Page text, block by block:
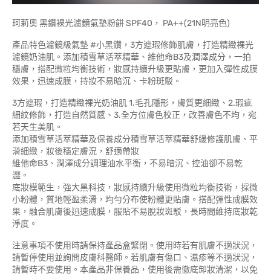
珂莉奧 黑鑽裸光濾鏡氣墊粉餅 SPF40， PA++(21N明亮色)
產品特色濾鏡級氣墊 #小黑鑽，3方遮瑕修飾肌膚，打造精緻裸光
濾鏡奶油肌。添加積雪草活萃精華、維他命B3及潤澤成分，一拍
穩膚，搭配微粒均衡技術，妝感持續升級更貼膚，更加入彈性成膜
效果，迅速成膜，持妝不易暗沉、卡粉斑駁。
3方遮瑕，打造精緻裸光奶油肌 1.毛孔隱形，膚質更細緻、2.瑕疵
細紋修飾，打造自然質感、3.全方位膚色校正，改善膚色不均，宛
若天生美肌。
添加積雪草活萃精華及保養成分積雪草活萃精華舒緩修護肌膚、平
滑細緻，妝後穩定膚況，舒適帶妝
維他命B3、潤澤成分調理油水平衡，不易暗沉、控油卻不易乾
澀。
底妝模範生，強大黑科技，妝感持續升級使用微粒均衡技術，採微
小粉體，質地輕盈柔滑，均勻分布使粉體更貼膚。搭配彈性成膜效
果，融合肌膚後迅速成膜，服貼不易脫妝斑駁，長時間維持底妝乾
淨度。
注意事項不使用時請保持產品盒緊閉。使用時若有肌膚不適狀況，
請暫停使用並詢問皮膚科醫師。若肌膚有傷口、濕疹等不適狀況，
請暫時不要使用。本產品非保養品，使用後需徹底卸妝清潔，以免